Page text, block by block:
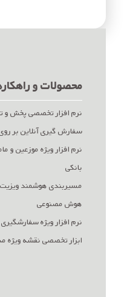
محصولات و
نرم افزار تخصصی پخش و
سفارش گیری آنلاین بر روی
نرم افزار ویژه موزعین و
بانکی
مسیربندی هوشمند ویزیت
هوش مصنوعی
نرم افزار ویژه
ابزار تخصصی نقشه ویژه